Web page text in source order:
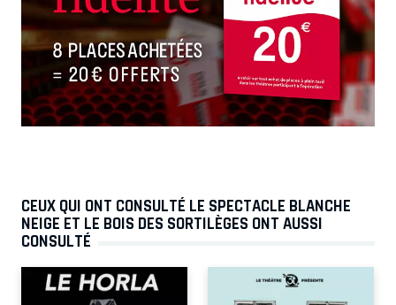
CEUX QUI ONT CONSULTÉ LE SPECTACLE BLANCHE
NEIGE ET LE BOIS DES SORTILÈGES ONT AUSSI
CONSULTÉ